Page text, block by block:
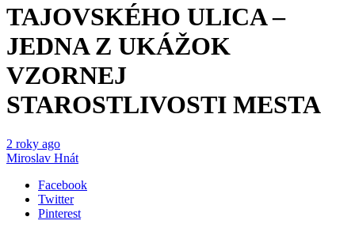
TAJOVSKÉHO ULICA –
JEDNA Z UKÁŽOK
VZORNEJ
STAROSTLIVOSTI MESTA
2 roky ago
Miroslav Hnát
Facebook
Twitter
Pinterest